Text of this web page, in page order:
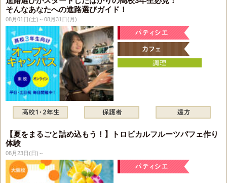
そんなあなたへの進路選びガイド！
08月01日(土)～08月31日(月)
【夏をまるごと詰め込もう！】トロピカルフルーツパフェ作り
体験
08月23日(日)～